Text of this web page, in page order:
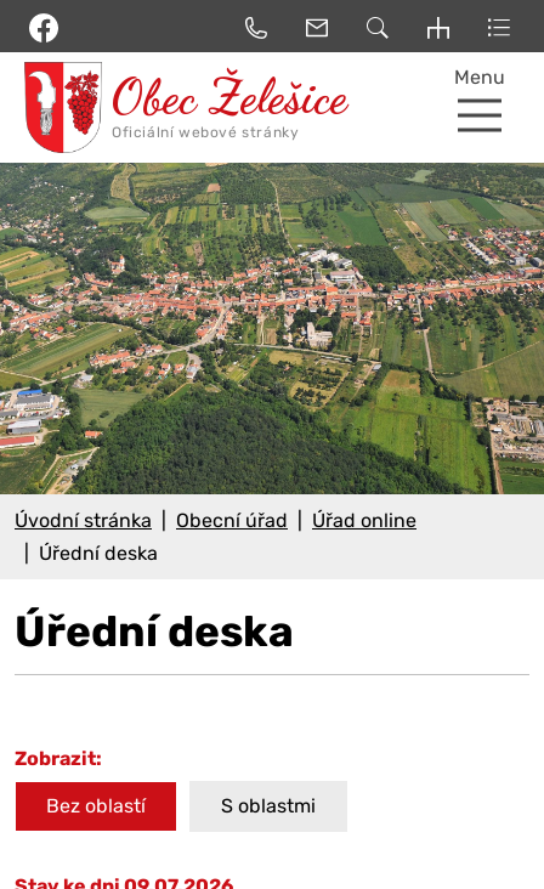
Menu
Úvodní stránka Obecní úřad
Úřad online
Úřední deska
Úřední deska
Zobrazit:
Bez oblastí S oblastmi